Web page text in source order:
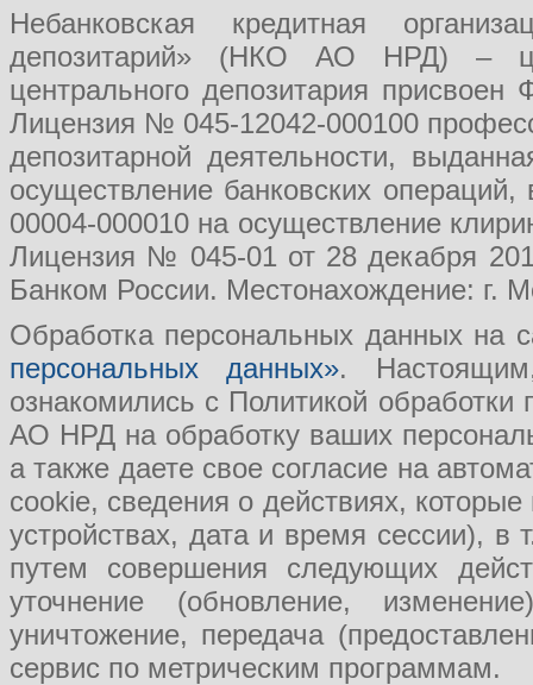
Небанковская кредитная
депозитарий» (НКО АО НРД) –
центрального депозитария
Лицензия № 045-12042-000100
депозитарной деятельности,
осуществление банковских
00004-000010 на осуществление
Лицензия № 045-01 от 28 декабря
Банком России. Местонахождение: г.
Обработка персональных данных на
персональных данных».
ознакомились с Политикой
АО НРД на обработку ваших
а также даете свое согласие на
cookie, сведения о действиях,
устройствах, дата и время сессии), в
путем совершения следующих
уточнение (обновление,
уничтожение, передача
сервис по метрическим программам.